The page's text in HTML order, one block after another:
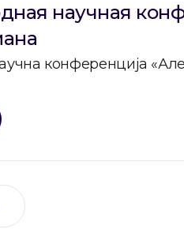
научная
конференција